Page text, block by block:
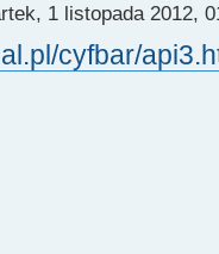
1 listopada 2012,
cyfbar/